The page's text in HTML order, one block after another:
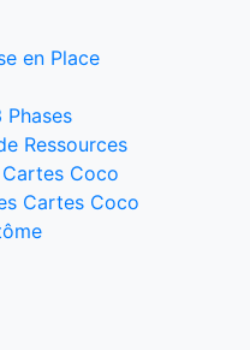
en Place
Ressources
Coco
Cartes Coco